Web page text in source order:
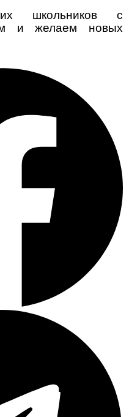
школьников с
и желаем новых